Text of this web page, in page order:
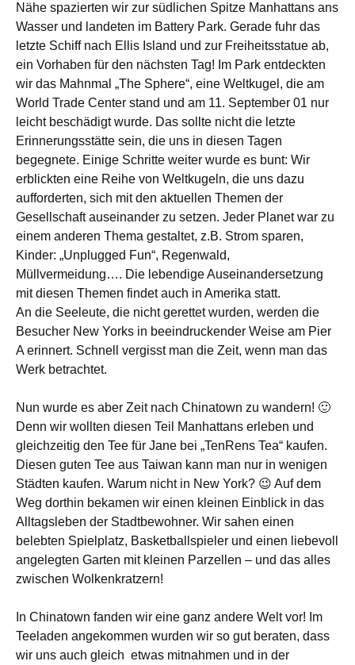
Nähe spazierten wir zur südlichen Spitze Manhattans ans
Wasser und landeten im Battery Park. Gerade fuhr das
letzte Schiff nach Ellis Island und zur Freiheitsstatue ab,
ein Vorhaben für den nächsten Tag! Im Park entdeckten
wir das Mahnmal „The Sphere“, eine Weltkugel, die am
World Trade Center stand und am 11. September 01 nur
leicht beschädigt wurde. Das sollte nicht die letzte
Erinnerungsstätte sein, die uns in diesen Tagen
begegnete. Einige Schritte weiter wurde es bunt: Wir
erblickten eine Reihe von Weltkugeln, die uns dazu
aufforderten, sich mit den aktuellen Themen der
Gesellschaft auseinander zu setzen. Jeder Planet war zu
einem anderen Thema gestaltet, z.B. Strom sparen,
Kinder: „Unplugged Fun“, Regenwald,
Müllvermeidung…. Die lebendige Auseinandersetzung
mit diesen Themen findet auch in Amerika statt.
An die Seeleute, die nicht gerettet wurden, werden die
Besucher New Yorks in beeindruckender Weise am Pier
A erinnert. Schnell vergisst man die Zeit, wenn man das
Werk betrachtet.
Nun wurde es aber Zeit nach Chinatown zu wandern! 🙂
Denn wir wollten diesen Teil Manhattans erleben und
gleichzeitig den Tee für Jane bei „TenRens Tea“ kaufen.
Diesen guten Tee aus Taiwan kann man nur in wenigen
Städten kaufen. Warum nicht in New York? 😉 Auf dem
Weg dorthin bekamen wir einen kleinen Einblick in das
Alltagsleben der Stadtbewohner. Wir sahen einen
belebten Spielplatz, Basketballspieler und einen liebevoll
angelegten Garten mit kleinen Parzellen – und das alles
zwischen Wolkenkratzern!
In Chinatown fanden wir eine ganz andere Welt vor! Im
Teeladen angekommen wurden wir so gut beraten, dass
wir uns auch gleich etwas mitnahmen und in der